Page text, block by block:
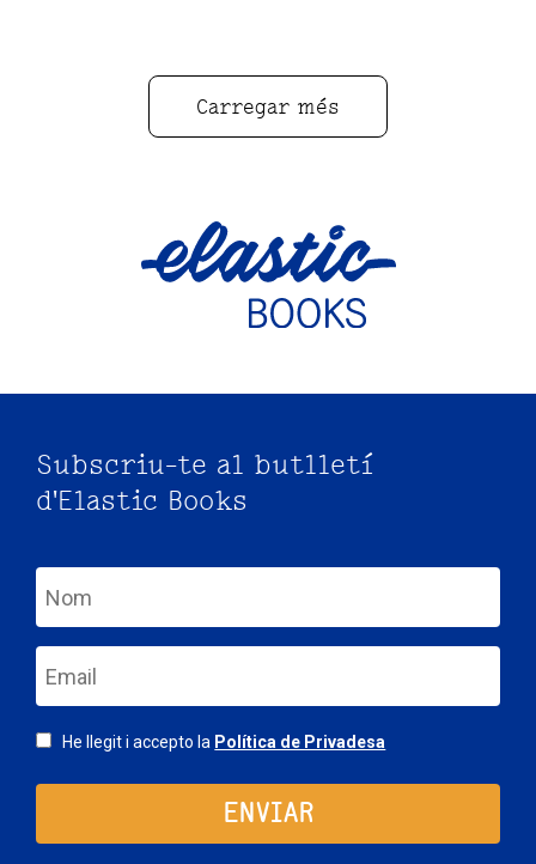
Carregar més
Subscriu-te al butlletí
d'Elastic Books
Consentimiento
He llegit i accepto la Política de Privadesa